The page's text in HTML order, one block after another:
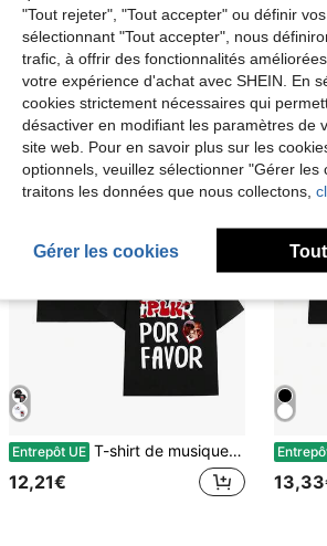
GymBeat T-shirt décontracté polyvalent pour hommes avec motif araignée, adapté aux voyages quotidiens et aux sports
Dès10,49€
Entrepôt UE T-shirt de musique graphique Rapper I Love Plk 100% coton pour hommes 2026 nouvel été hip-hop unisexe respirant à manches courtes cadeau pour fans
12,21€
"Tout rejeter", "Tout accepter" ou définir
sélectionnant "Tout accepter", nous
trafic, à offrir des fonctionnalités
votre expérience d'achat avec SHEIN. En
cookies strictement nécessaires qui
désactiver en modifiant les paramètres de
site web. Pour en savoir plus sur les
optionnels, veuillez sélectionner "Gérer
traitons les données que nous collectons,
Gérer les cookies